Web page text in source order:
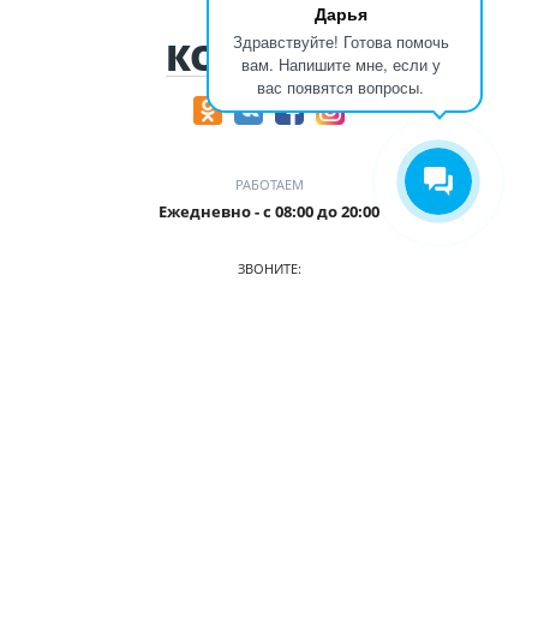
Дарья
Здравствуйте! Готова помочь
вам. Напишите мне, если у
вас появятся вопросы.
КОНТАКТЫ
РАБОТАЕМ
Ежедневно - с 08:00 до 20:00
ЗВОНИТЕ: